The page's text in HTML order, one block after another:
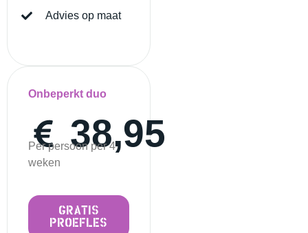
Advies op maat
Onbeperkt duo
38,95
Per persoon per 4
weken
GRATIS
PROEFLES